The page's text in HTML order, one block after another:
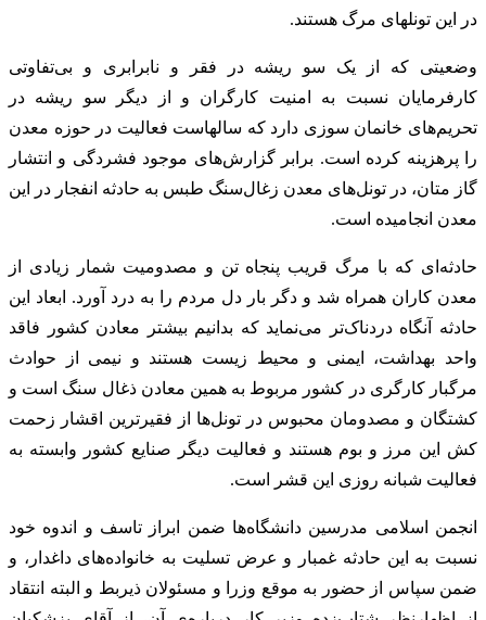
در این تونل‎های مرگ هستند.
وضعیتی که از یک سو ریشه در فقر و نابرابری و بی‌تفاوتی
کارفرمایان نسبت به امنیت کارگران و از دیگر سو ریشه در
تحریم‌های خانمان‎ سوزی دارد که سال‎هاست فعالیت در حوزه معدن
را پرهزینه کرده است. برابر گزارش‌های موجود فشردگی و انتشار
گاز متان، در تونل‌های معدن زغال‌سنگ طبس به حادثه انفجار در این
معدن انجامیده است.
حادثه‌ای که با مرگ قریب پنجاه تن و مصدومیت شمار زیادی از
معدن کاران همراه شد و دگر بار دل مردم را به درد آورد. ابعاد این
حادثه آنگاه دردناک‌تر می‌نماید که بدانیم بیشتر معادن کشور فاقد
واحد بهداشت، ایمنی و محیط زیست هستند و نیمی از حوادث
مرگبار کارگری در کشور مربوط به همین معادن ذغال سنگ است و
کشتگان و مصدومان محبوس در تونل‌ها از فقیرترین اقشار زحمت
کش این مرز و بوم هستند و فعالیت دیگر صنایع کشور وابسته به
فعالیت شبانه روزی این قشر است.
انجمن اسلامی مدرسین دانشگاه‌ها ضمن ابراز تاسف و اندوه خود
نسبت به این حادثه غم‎بار و عرض تسلیت به خانواده‌های داغدار، و
ضمن سپاس از حضور به موقع وزرا و مسئولان ذیربط و البته انتقاد